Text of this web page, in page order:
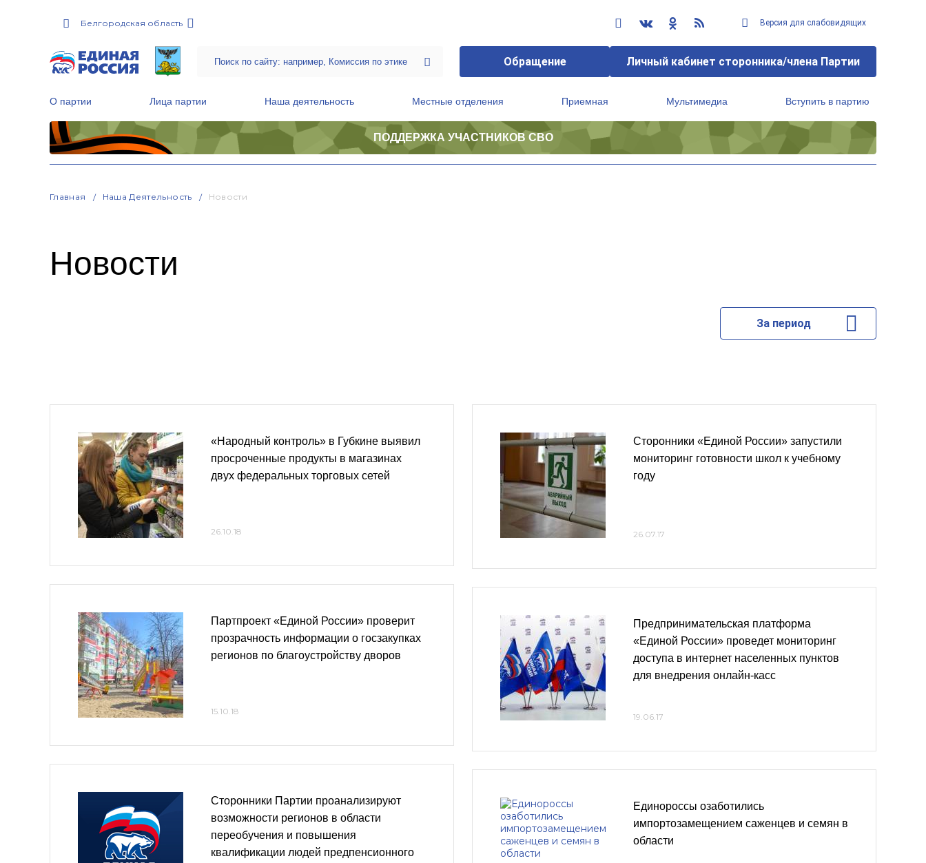
Белгородская область Версия для слабовидящих
Обращение Личный кабинет сторонника/члена Партии
О партии Лица партии Наша деятельность Местные отделения Приемная Мультимедиа Вступить в партию
ПОДДЕРЖКА УЧАСТНИКОВ СВО
Главная Наша Деятельность Новости
Новости
За период
«Народный контроль» в Губкине выявил
просроченные продукты в магазинах
двух федеральных торговых сетей
26.10.18
Партпроект «Единой России» проверит
прозрачность информации о госзакупках
регионов по благоустройству дворов
15.10.18
Сторонники Партии проанализируют
возможности регионов в области
переобучения и повышения
квалификации людей предпенсионного
Сторонники «Единой России» запустили
мониторинг готовности школ к учебному
году
26.07.17
Предпринимательская платформа
«Единой России» проведет мониторинг
доступа в интернет населенных пунктов
для внедрения онлайн-касс
19.06.17
Единороссы озаботились
импортозамещением саженцев и семян в
области